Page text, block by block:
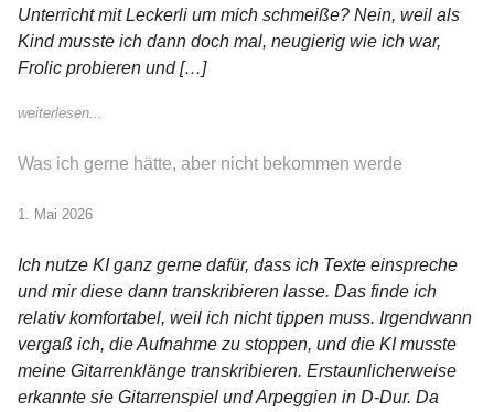
Unterricht mit Leckerli um mich schmeiße? Nein, weil als
Kind musste ich dann doch mal, neugierig wie ich war,
Frolic probieren und […]
weiterlesen...
Was ich gerne hätte, aber nicht bekommen werde
1. Mai 2026
Ich nutze KI ganz gerne dafür, dass ich Texte einspreche
und mir diese dann transkribieren lasse. Das finde ich
relativ komfortabel, weil ich nicht tippen muss. Irgendwann
vergaß ich, die Aufnahme zu stoppen, und die KI musste
meine Gitarrenklänge transkribieren. Erstaunlicherweise
erkannte sie Gitarrenspiel und Arpeggien in D-Dur. Da